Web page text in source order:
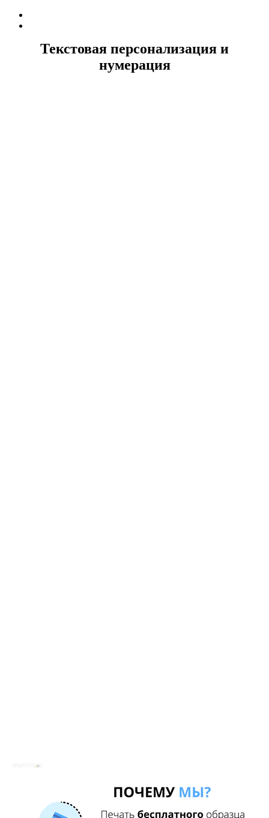
Текстовая персонализация и
нумерация